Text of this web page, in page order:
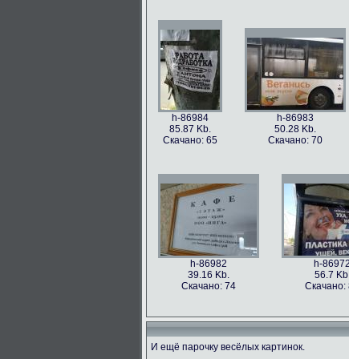
h-86984
85.87 Kb.
Скачано: 65
h-86983
50.28 Kb.
Скачано: 70
h-86982
39.16 Kb.
Скачано: 74
h-86972
56.7
Скачано:
И ещё парочку весёлых картинок.